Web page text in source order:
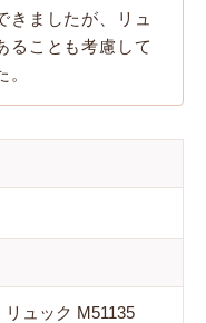
きましたが、リュ
ることも考慮して
ュック M51135